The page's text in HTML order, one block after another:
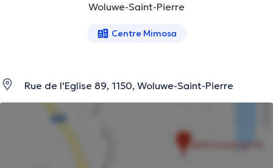
Woluwe-Saint-Pierre
Centre Mimosa
Rue de l'Eglise 89, 1150, Woluwe-Saint-Pierre